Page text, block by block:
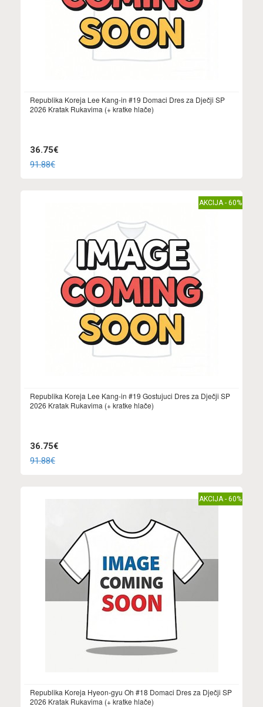
Republika Koreja Lee Kang-in #19 Domaci Dres za Dječji SP
2026 Kratak Rukavima (+ kratke hlače)
36.75€
91.88€
AKCIJA - 60%
Republika Koreja Lee Kang-in #19 Gostujuci Dres za Dječji SP
2026 Kratak Rukavima (+ kratke hlače)
36.75€
91.88€
AKCIJA - 60%
Republika Koreja Hyeon-gyu Oh #18 Domaci Dres za Dječji SP
2026 Kratak Rukavima (+ kratke hlače)